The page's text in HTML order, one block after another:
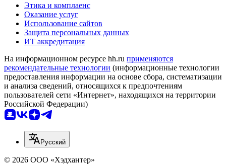
Этика и комплаенс
Оказание услуг
Использование сайтов
Защита персональных данных
ИТ аккредитация
На информационном ресурсе hh.ru применяются
рекомендательные технологии (информационные технологии
предоставления информации на основе сбора, систематизации
и анализа сведений, относящихся к предпочтениям
пользователей сети «Интернет», находящихся на территории
Российской Федерации)
Русский
© 2026 ООО «Хэдхантер»